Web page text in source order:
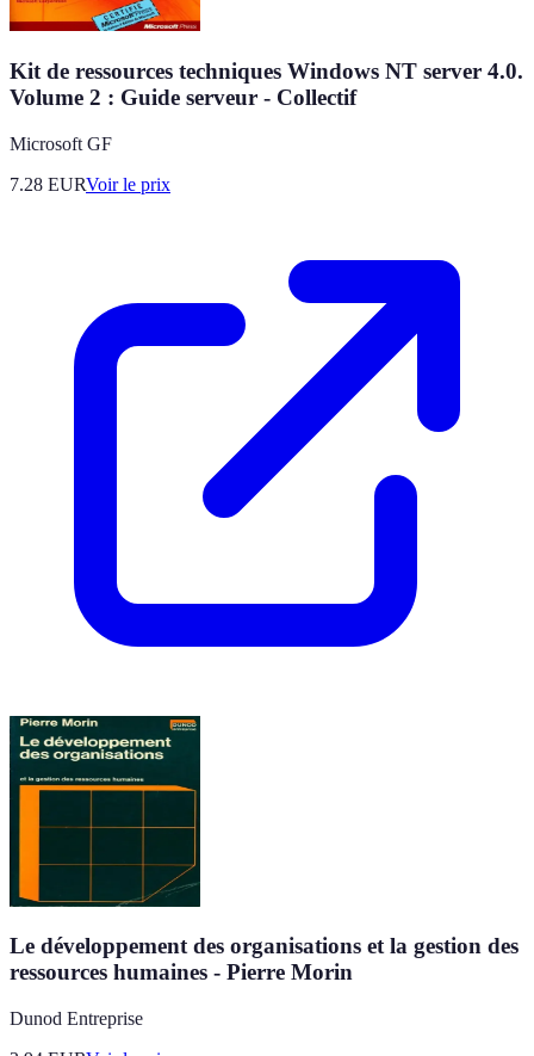
Kit de ressources techniques Windows NT server 4.0.
Volume 2 : Guide serveur - Collectif
Microsoft GF
7.28 EURVoir le prix
Le développement des organisations et la gestion des
ressources humaines - Pierre Morin
Dunod Entreprise